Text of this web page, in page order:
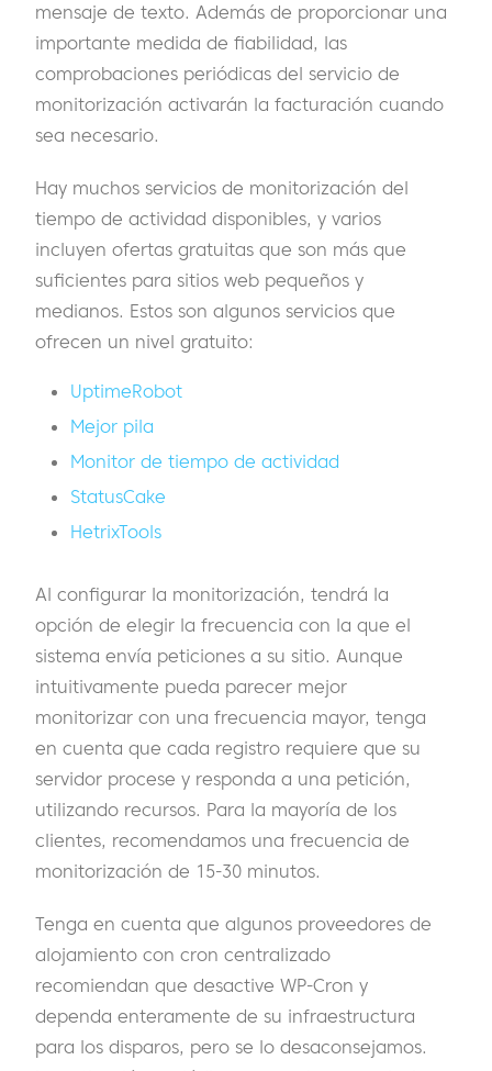
mensaje de texto. Además de proporcionar una
importante medida de fiabilidad, las
comprobaciones periódicas del servicio de
monitorización activarán la facturación cuando
sea necesario.
Hay muchos servicios de monitorización del
tiempo de actividad disponibles, y varios
incluyen ofertas gratuitas que son más que
suficientes para sitios web pequeños y
medianos. Estos son algunos servicios que
ofrecen un nivel gratuito:
UptimeRobot
Mejor pila
Monitor de tiempo de actividad
StatusCake
HetrixTools
Al configurar la monitorización, tendrá la
opción de elegir la frecuencia con la que el
sistema envía peticiones a su sitio. Aunque
intuitivamente pueda parecer mejor
monitorizar con una frecuencia mayor, tenga
en cuenta que cada registro requiere que su
servidor procese y responda a una petición,
utilizando recursos. Para la mayoría de los
clientes, recomendamos una frecuencia de
monitorización de 15-30 minutos.
Tenga en cuenta que algunos proveedores de
alojamiento con cron centralizado
recomiendan que desactive WP-Cron y
dependa enteramente de su infraestructura
para los disparos, pero se lo desaconsejamos.